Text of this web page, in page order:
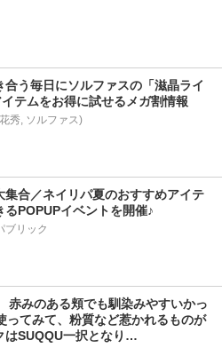
合う毎日にソルファスの「滋晶ライ
テムをお得に試せるメガ割情報
秀, ソルファス)
集合／ネイリパ夏のおすすめアイテ
るPOPUPイベントを開催♪
ブリック
赤みのある頬でも馴染みやすいかっ
ってみて、粉質など惹かれるものが
はSUQQU一択となり…